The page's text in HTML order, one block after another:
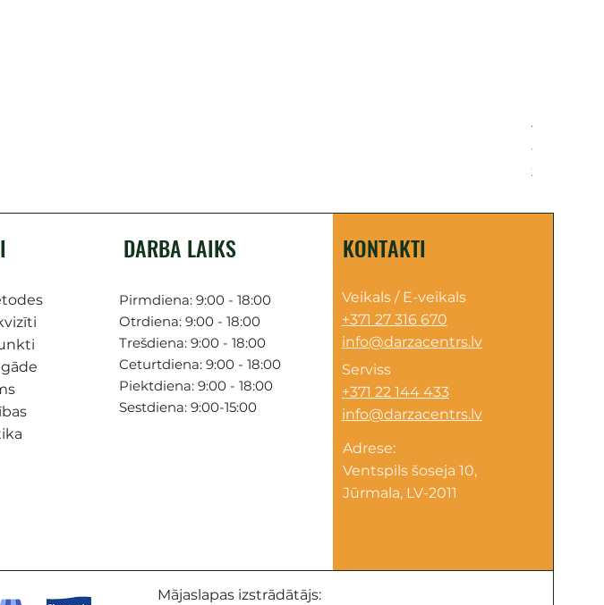
Cena
249,00 €
Sazinies par
DARBA LAIKS
Pirmdiena: 9:00 - 18:00
Otrdiena: 9:00 - 18:00
Trešdiena: 9:00 - 18:00
Ceturtdiena: 9:00 - 18:00
Piektdiena: 9:00 - 18:00
Sestdiena: 9:00-15:00
KONTAKTI
Veikals / E-veikals
+371 27 316 670
info@darzacentrs.lv
Serviss
+371 22 144 433
info@darzacentrs.lv
Adrese:
Ventspils šoseja 10,
Jūrmala, LV-2011
Mājaslapas izstrādātājs: